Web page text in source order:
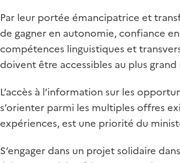
Par leur portée émancipatrice et
de gagner en autonomie, confiance
compétences linguistiques et
doivent être accessibles au plus
L’accès à l’information sur les
s’orienter parmi les multiples offres
expériences, est une priorité du
S’engager dans un projet solidaire